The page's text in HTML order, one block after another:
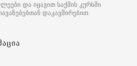
და იყავით საქმის კურსში
დაკავშირებით.